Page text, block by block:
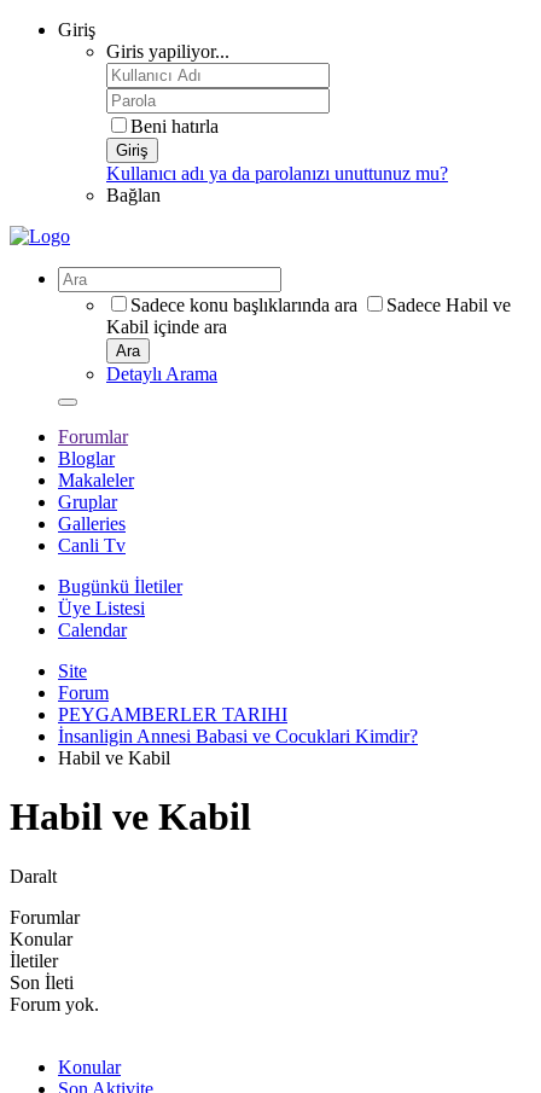
Giriş
Giris yapiliyor...
Beni hatırla
Giriş
Kullanıcı adı ya da parolanızı unuttunuz mu?
Bağlan
Sadece konu başlıklarında ara
Sadece Habil ve
Kabil içinde ara
Ara
Detaylı Arama
Forumlar
Bloglar
Makaleler
Gruplar
Galleries
Canli Tv
Bugünkü İletiler
Üye Listesi
Calendar
Site
Forum
PEYGAMBERLER TARIHI
İnsanligin Annesi Babasi ve Cocuklari Kimdir?
Habil ve Kabil
Habil ve Kabil
Daralt
Forumlar
Konular
İletiler
Son İleti
Forum yok.
Konular
Son Aktivite